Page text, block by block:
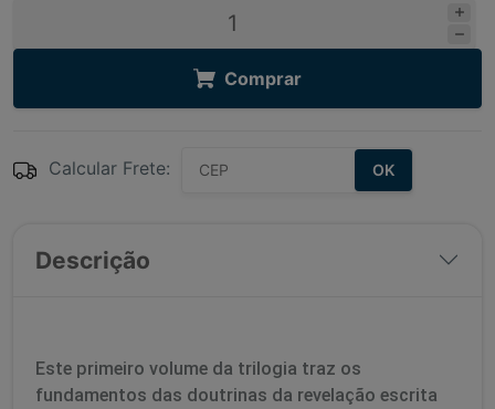
Comprar
Calcular Frete: OK
Descrição
Este primeiro volume da trilogia traz os
fundamentos das doutrinas da revelação escrita